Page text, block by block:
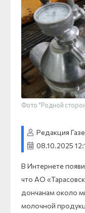
Фото "Родной
Редакция
08.10.2025
В Интернете
что АО
дончанам около
молочной